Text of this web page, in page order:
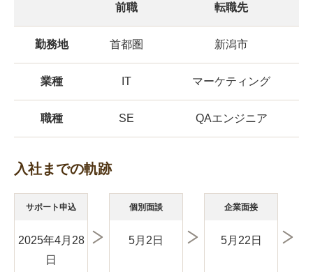
前職 転職先
勤務地 首都圏 新潟市
業種 IT マーケティング
職種 SE QAエンジニア
入社までの軌跡
サポート申込
2025年4月28
日
個別面談
5月2日
企業面接
5月22日